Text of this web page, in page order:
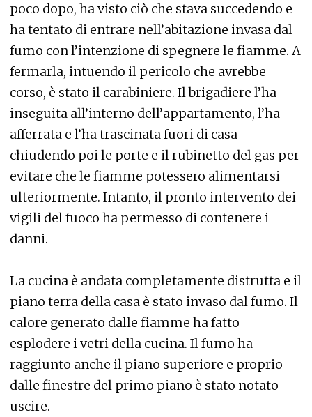
poco dopo, ha visto ciò che stava succedendo e
ha tentato di entrare nell’abitazione invasa dal
fumo con l’intenzione di spegnere le fiamme. A
fermarla, intuendo il pericolo che avrebbe
corso, è stato il carabiniere. Il brigadiere l’ha
inseguita all’interno dell’appartamento, l’ha
afferrata e l’ha trascinata fuori di casa
chiudendo poi le porte e il rubinetto del gas per
evitare che le fiamme potessero alimentarsi
ulteriormente. Intanto, il pronto intervento dei
vigili del fuoco ha permesso di contenere i
danni.
La cucina è andata completamente distrutta e il
piano terra della casa è stato invaso dal fumo. Il
calore generato dalle fiamme ha fatto
esplodere i vetri della cucina. Il fumo ha
raggiunto anche il piano superiore e proprio
dalle finestre del primo piano è stato notato
uscire.